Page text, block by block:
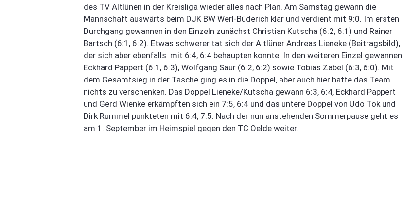
des TV Altlünen in der Kreisliga wieder alles nach Plan. Am Samstag gewann die
Mannschaft auswärts beim DJK BW Werl-Büderich klar und verdient mit 9:0. Im ersten
Durchgang gewannen in den Einzeln zunächst Christian Kutscha (6:2, 6:1) und Rainer
Bartsch (6:1, 6:2). Etwas schwerer tat sich der Altlüner Andreas Lieneke (Beitragsbild),
der sich aber ebenfalls mit 6:4, 6:4 behaupten konnte. In den weiteren Einzel gewannen
Eckhard Pappert (6:1, 6:3), Wolfgang Saur (6:2, 6:2) sowie Tobias Zabel (6:3, 6:0). Mit
dem Gesamtsieg in der Tasche ging es in die Doppel, aber auch hier hatte das Team
nichts zu verschenken. Das Doppel Lieneke/Kutscha gewann 6:3, 6:4, Eckhard Pappert
und Gerd Wienke erkämpften sich ein 7:5, 6:4 und das untere Doppel von Udo Tok und
Dirk Rummel punkteten mit 6:4, 7:5. Nach der nun anstehenden Sommerpause geht es
am 1. September im Heimspiel gegen den TC Oelde weiter.